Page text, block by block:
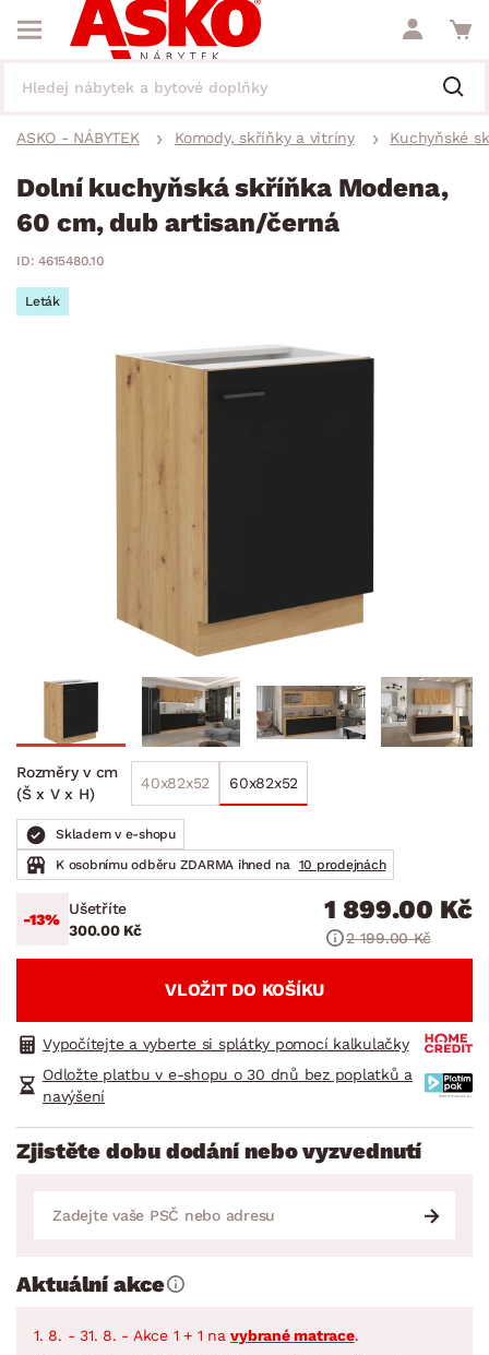
ASKO - NÁBYTEK Komody, skříňky a vitríny Kuchyňské
Dolní kuchyňská skříňka Modena,
60 cm, dub artisan/černá
ID: 4615480.10
Leták
Rozměry v cm
(Š x V x H)
40x82x52 60x82x52
Skladem v e-shopu
K osobnímu odběru ZDARMA ihned na
10 prodejnách
-13%
Ušetříte
300.00 Kč
1 899.00 Kč
2 199.00 Kč
VLOŽIT DO KOŠÍKU
Vypočítejte a vyberte si splátky pomocí kalkulačky
Odložte platbu v e-shopu o 30 dnů bez poplatků a
navýšení
Zjistěte dobu dodání nebo vyzvednutí
Aktuální akce
1. 8. - 31. 8. - Akce 1 + 1 navybrané matrace.